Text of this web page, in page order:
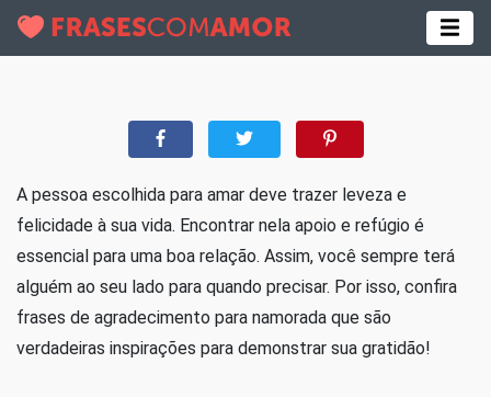
A pessoa escolhida para amar deve trazer leveza e
felicidade à sua vida. Encontrar nela apoio e refúgio é
essencial para uma boa relação. Assim, você sempre terá
alguém ao seu lado para quando precisar. Por isso, confira
frases de agradecimento para namorada que são
verdadeiras inspirações para demonstrar sua gratidão!